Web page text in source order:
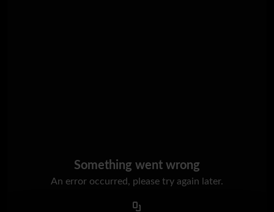
Something went wrong
An error occurred, please try again later.